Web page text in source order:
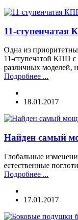
11-ступенчатая
Одна из
11-ступечатой КПП
различных моделей,
Подробнее ...
18.01.2017
Найден самый
Глобальные
естественные
Подробнее ...
17.01.2017